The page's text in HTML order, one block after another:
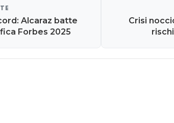
Alcaraz batte
Forbes 2025
Crisi